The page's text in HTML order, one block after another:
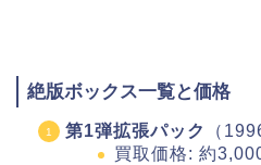
絶版ボックス一覧と価格
第1弾拡張パック
（
買取価格: 約